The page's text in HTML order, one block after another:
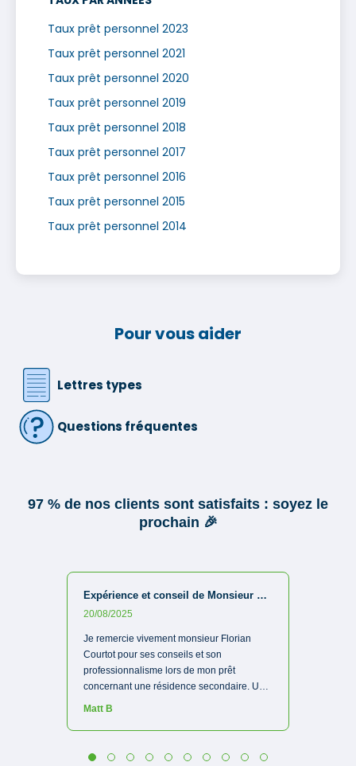
Taux prêt personnel 2023
Taux prêt personnel 2021
Taux prêt personnel 2020
Taux prêt personnel 2019
Taux prêt personnel 2018
Taux prêt personnel 2017
Taux prêt personnel 2016
Taux prêt personnel 2015
Taux prêt personnel 2014
Pour vous aider
Lettres types
Questions fréquentes